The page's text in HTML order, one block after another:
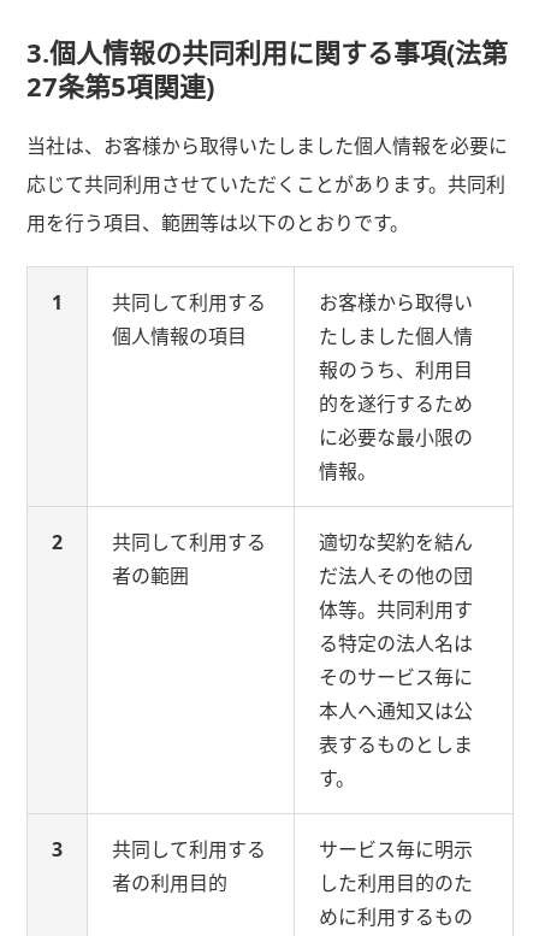
3.個人情報の共同利用に関する事項(法第
27条第5項関連)
当社は、お客様から取得いたしました個人情報を必要に
応じて共同利用させていただくことがあります。共同利
用を行う項目、範囲等は以下のとおりです。
1
共同して利用する
個人情報の項目
お客様から取得い
たしました個人情
報のうち、利用目
的を遂行するため
に必要な最小限の
情報。
2
共同して利用する
者の範囲
適切な契約を結ん
だ法人その他の団
体等。共同利用す
る特定の法人名は
そのサービス毎に
本人へ通知又は公
表するものとしま
す。
3
共同して利用する
者の利用目的
サービス毎に明示
した利用目的のた
めに利用するもの